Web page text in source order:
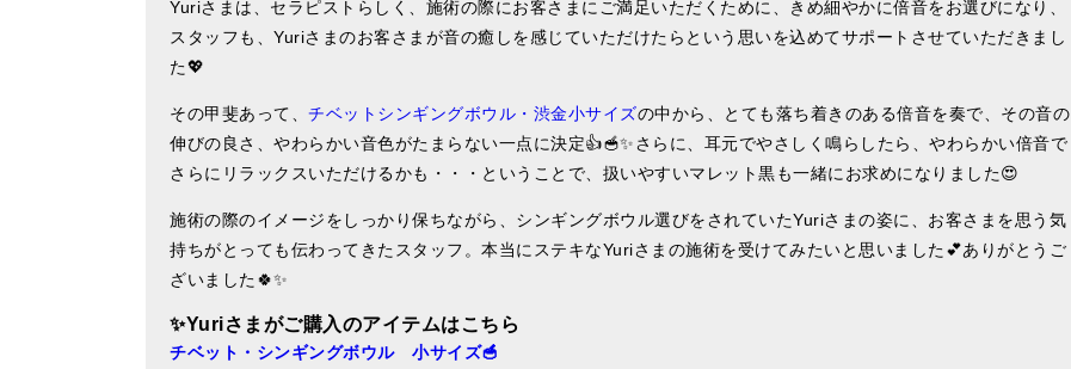
Yuriさまは、セラピストらしく、施術の際にお客さまにご満足いただくために、きめ細やかに倍音をお選びになり、
スタッフも、Yuriさまのお客さまが音の癒しを感じていただけたらという思いを込めてサポートさせていただきまし
た💖
その甲斐あって、 チベットシンギングボウル・渋金小サイズの中から、とても落ち着きのある倍音を奏で、その音の
伸びの良さ、やわらかい音色がたまらない一点に決定👍🥣✨さらに、耳元でやさしく鳴らしたら、やわらかい倍音で
さらにリラックスいただけるかも・・・ということで、扱いやすいマレット黒も一緒にお求めになりました😍
施術の際のイメージをしっかり保ちながら、シンギングボウル選びをされていたYuriさまの姿に、お客さまを思う気
持ちがとっても伝わってきたスタッフ。本当にステキなYuriさまの施術を受けてみたいと思いました💕ありがとうご
ざいました🍀✨
✨Yuriさまがご購入のアイテムはこちら
チベット・シンギングボウル 小サイズ🥣